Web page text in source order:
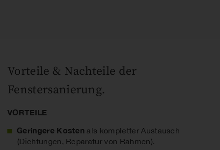
Vorteile & Nachteile der
Fenstersanierung.
VORTEILE
Geringere Kosten als kompletter Austausch
(Dichtungen, Reparatur von Rahmen).